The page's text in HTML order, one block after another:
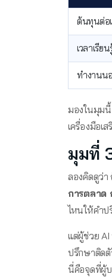
ต้นทุนต่อ
เวลาเรีย
ทำงานน
มองในมุม
เครื่องมือเ
มุมที่
ลองคิดดูว่า
การตลาด
ไหนให้คำ
แต่ผู้ช่วย AI
ปรึกษาติดตั
นี่คือจุดที่ผู้